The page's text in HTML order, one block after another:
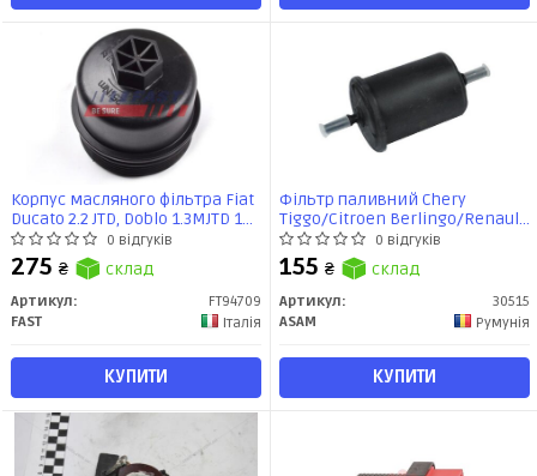
Корпус масляного фільтра Fiat
Ducato 2.2 JTD, Doblo 1.3MJTD 16v
(04-11)/Qubo 1.4 8v (07-)
кришка (FT94709) Fast
0 відгуків
275 ₴ склад
Артикул:
FT94709
FAST
Італія
КУПИТИ
Фільтр паливний Chery
Tiggo/Citroen Berlingo/Renault
Logan,Clio,Kangoo,Trafic II/Lada
Largus (штуцер) (30515) Asam
0 відгуків
155 ₴ склад
Артикул:
30515
ASAM
Румунія
КУПИТИ